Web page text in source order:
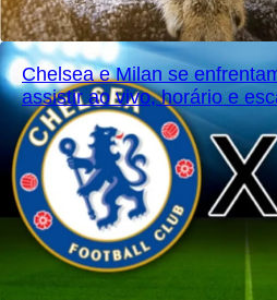
Chelsea e Milan se
assistir ao vivo, horário e